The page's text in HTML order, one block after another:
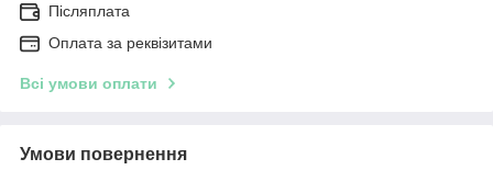
Післяплата
Оплата за реквізитами
Всі умови оплати
Умови повернення